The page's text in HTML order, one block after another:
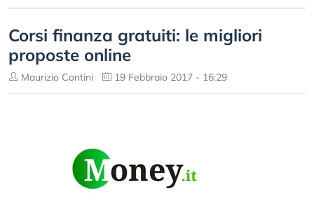
Corsi finanza gratuiti: le migliori
proposte online
Maurizio Contini 19 Febbraio 2017 - 16:29